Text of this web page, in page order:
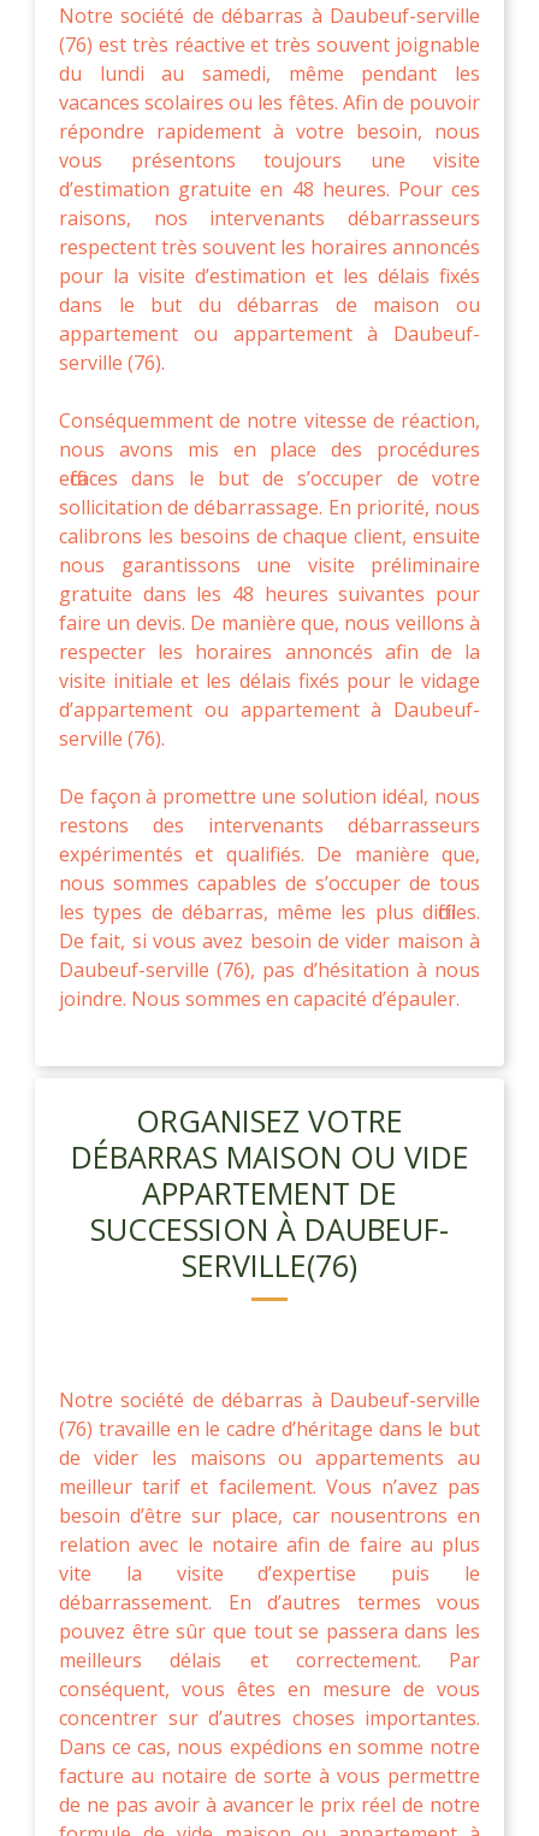
Notre société de débarras à Daubeuf-serville
(76) est très réactive et très souvent joignable
du lundi au samedi, même pendant les
vacances scolaires ou les fêtes. Afin de pouvoir
répondre rapidement à votre besoin, nous
vous présentons toujours une visite
d’estimation gratuite en 48 heures. Pour ces
raisons, nos intervenants débarrasseurs
respectent très souvent les horaires annoncés
pour la visite d’estimation et les délais fixés
dans le but du débarras de maison ou
appartement ou appartement à Daubeuf-
serville (76).
Conséquemment de notre vitesse de réaction,
nous avons mis en place des procédures
efficaces dans le but de s’occuper de votre
sollicitation de débarrassage. En priorité, nous
calibrons les besoins de chaque client, ensuite
nous garantissons une visite préliminaire
gratuite dans les 48 heures suivantes pour
faire un devis. De manière que, nous veillons à
respecter les horaires annoncés afin de la
visite initiale et les délais fixés pour le vidage
d’appartement ou appartement à Daubeuf-
serville (76).
De façon à promettre une solution idéal, nous
restons des intervenants débarrasseurs
expérimentés et qualifiés. De manière que,
nous sommes capables de s’occuper de tous
les types de débarras, même les plus difficiles.
De fait, si vous avez besoin de vider maison à
Daubeuf-serville (76), pas d’hésitation à nous
joindre. Nous sommes en capacité d’épauler.
ORGANISEZ VOTRE
DÉBARRAS MAISON OU VIDE
APPARTEMENT DE
SUCCESSION À DAUBEUF-
SERVILLE(76)
Notre société de débarras à Daubeuf-serville
(76) travaille en le cadre d’héritage dans le but
de vider les maisons ou appartements au
meilleur tarif et facilement. Vous n’avez pas
besoin d’être sur place, car nousentrons en
relation avec le notaire afin de faire au plus
vite la visite d’expertise puis le
débarrassement. En d’autres termes vous
pouvez être sûr que tout se passera dans les
meilleurs délais et correctement. Par
conséquent, vous êtes en mesure de vous
concentrer sur d’autres choses importantes.
Dans ce cas, nous expédions en somme notre
facture au notaire de sorte à vous permettre
de ne pas avoir à avancer le prix réel de notre